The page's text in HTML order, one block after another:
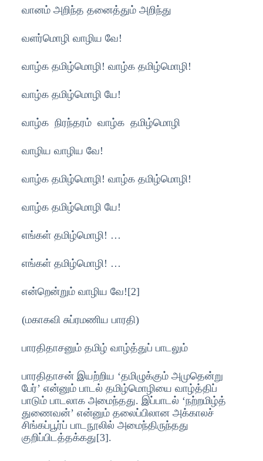
வானம் அறிந்த தனைத்தும் அறிந்து
வளர்மொழி வாழிய வே!
வாழ்க தமிழ்மொழி! வாழ்க தமிழ்மொழி!
வாழ்க தமிழ்மொழி யே!
வாழ்க நிரந்தரம் வாழ்க தமிழ்மொழி
வாழிய வாழிய வே!
வாழ்க தமிழ்மொழி! வாழ்க தமிழ்மொழி!
வாழ்க தமிழ்மொழி யே!
எங்கள் தமிழ்மொழி! …
எங்கள் தமிழ்மொழி! …
என்றென்றும் வாழிய வே![2]
(மகாகவி சுப்ரமணிய பாரதி)
பாரதிதாசனும் தமிழ் வாழ்த்துப் பாடலும்
பாரதிதாசன் இயற்றிய ‘தமிழுக்கும் அமுதென்று
பேர்’ என்னும் பாடல் தமிழ்மொழியை வாழ்த்திப்
பாடும் பாடலாக அமைந்தது. இப்பாடல் ‘நற்றமிழ்த்
துணைவன்’ என்னும் தலைப்பிலான அக்காலச்
சிங்கப்பூர்ப் பாடநூலில் அமைந்திருந்தது
குறிப்பிடத்தக்கது[3].